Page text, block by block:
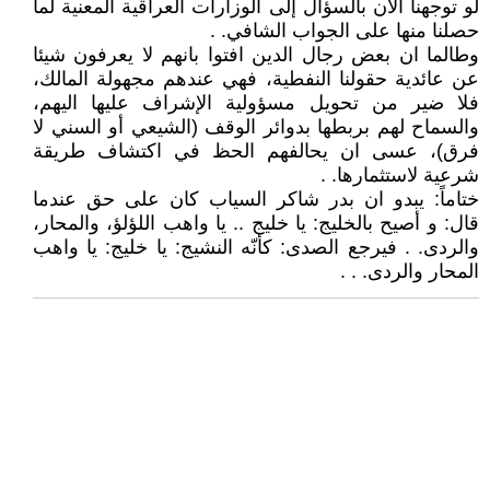
لو توجهنا الآن بالسؤال إلى الوزارات العراقية المعنية لما
حصلنا منها على الجواب الشافي. .
وطالما ان بعض رجال الدين افتوا بانهم لا يعرفون شيئا
عن عائدية حقولنا النفطية، فهي عندهم مجهولة المالك،
فلا ضير من تحويل مسؤولية الإشراف عليها اليهم،
والسماح لهم بربطها بدوائر الوقف (الشيعي أو السني لا
فرق)، عسى ان يحالفهم الحظ في اكتشاف طريقة
شرعية لاستثمارها. .
ختاماً: يبدو ان بدر شاكر السياب كان على حق عندما
قال: و أصيح بالخليج: يا خليج .. يا واهب اللؤلؤ، والمحار،
والردى. . فيرجع الصدى: كأنّه النشيج: يا خليج: يا واهب
المحار والردى. . .